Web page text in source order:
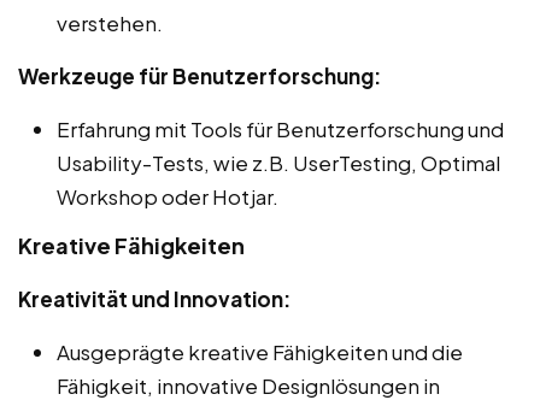
verstehen.
Werkzeuge für Benutzerforschung:
Erfahrung mit Tools für Benutzerforschung und
Usability-Tests, wie z.B. UserTesting, Optimal
Workshop oder Hotjar.
Kreative Fähigkeiten
Kreativität und Innovation:
Ausgeprägte kreative Fähigkeiten und die
Fähigkeit, innovative Designlösungen in